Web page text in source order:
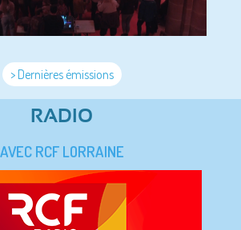
> Dernières émissions
RADIO
AVEC RCF LORRAINE